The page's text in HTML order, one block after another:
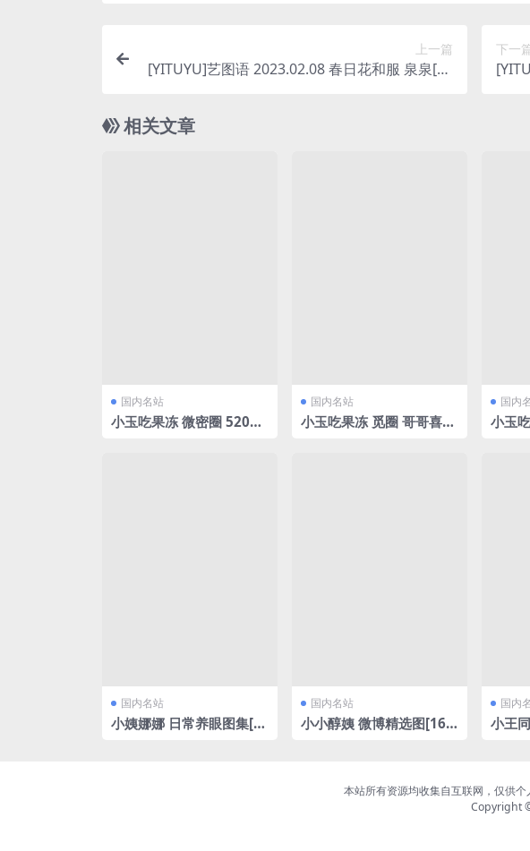
上一篇
[YITUYU]艺图语 2023.02.08 春日花和服 泉泉[31
下一
相关文章
国内名站
小玉吃果冻 微密圈 520挚
国内名站
小玉吃果冻 觅圈 哥哥喜欢
国内
小玉
国内名站
小姨娜娜 日常养眼图集[6
国内名站
小小醇姨 微博精选图[16
国内
小王
本站所有资源均收集自互联网，仅供
Copyright